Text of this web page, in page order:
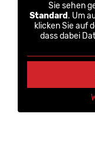
Medizinische
Über uns
News & Aktionen
Sie sehen
Standard . Um
klicken Sie auf
dass dabei